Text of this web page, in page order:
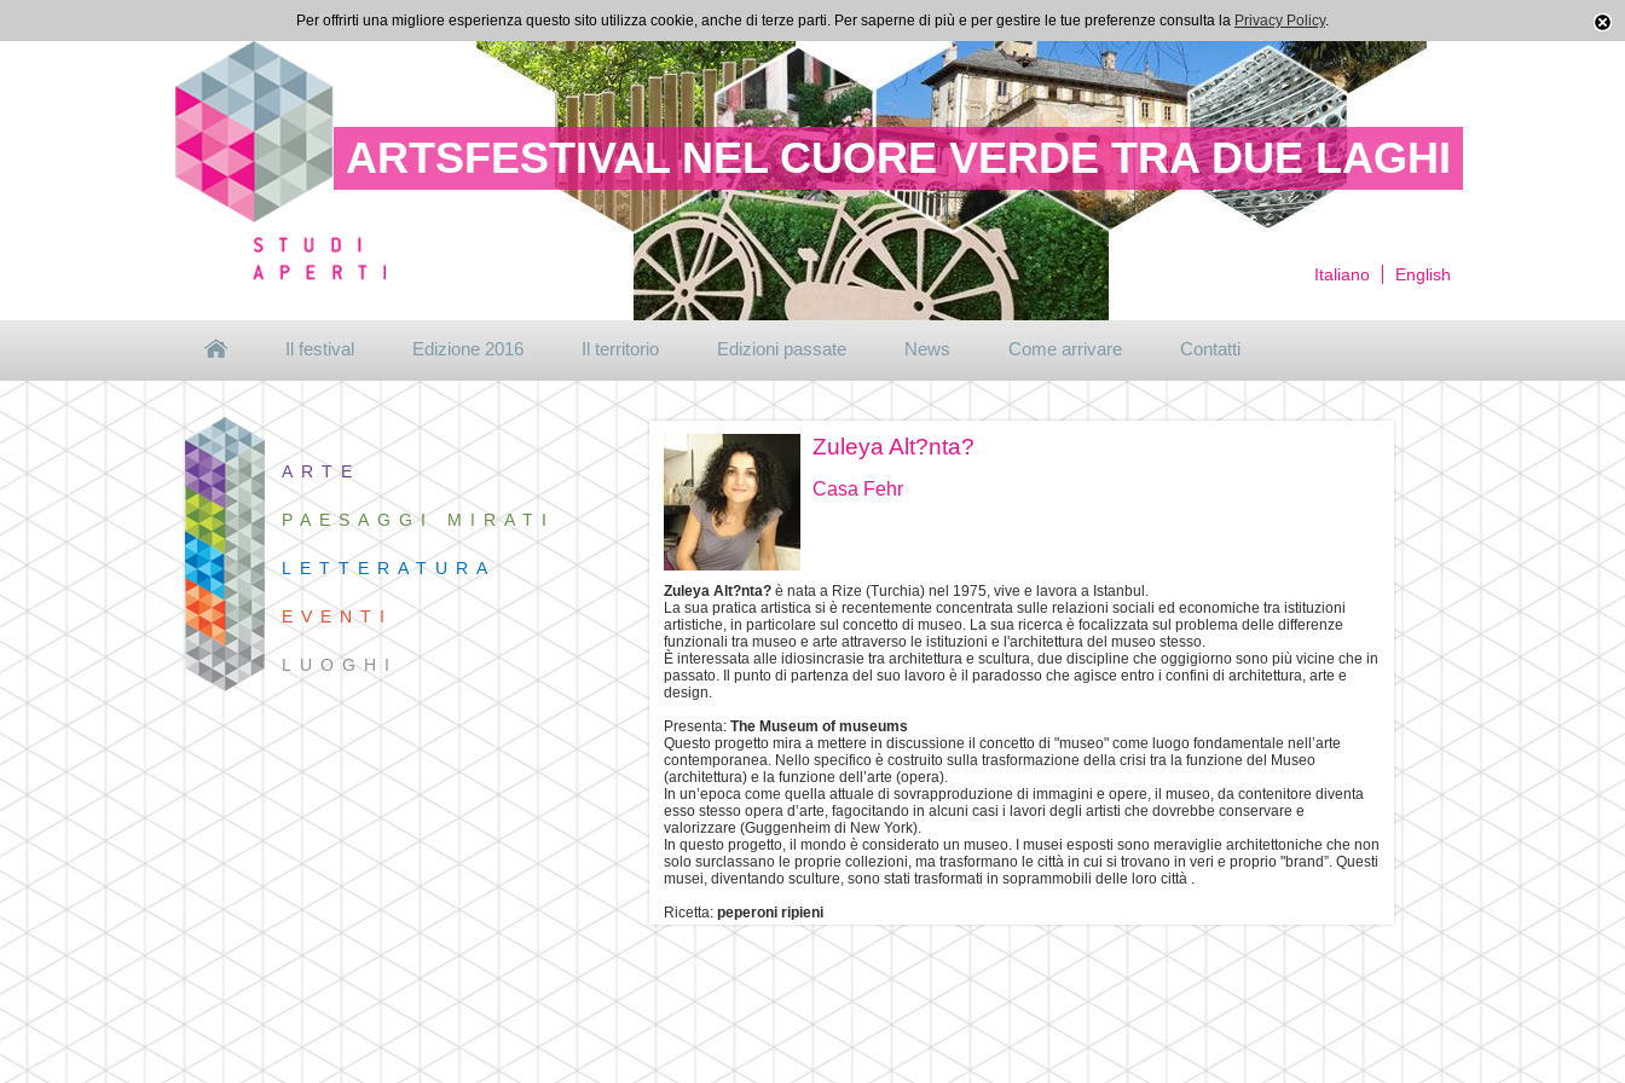
Italiano English
ARTSFESTIVAL NEL CUORE VERDE TRA DUE LAGHI
Il festival Edizione 2016 Il territorio Edizioni passate News Come arrivare Contatti
ARTE
PAESAGGI MIRATI
LETTERATURA
EVENTI
LUOGHI
Zuleya Alt?nta?
Casa Fehr
Zuleya Alt?nta?è nata a Rize (Turchia) nel 1975, vive e lavora a Istanbul.
La sua pratica artistica si è recentemente concentrata sulle relazioni sociali ed economiche tra istituzioni
artistiche, in particolare sul concetto di museo. La sua ricerca è focalizzata sul problema delle differenze
funzionali tra museo e arte attraverso le istituzioni e l'architettura del museo stesso.
È interessata alle idiosincrasie tra architettura e scultura, due discipline che oggigiorno sono più vicine che in
passato. Il punto di partenza del suo lavoro è il paradosso che agisce entro i confini di architettura, arte e
design.
Presenta: The Museum of museums
Questo progetto mira a mettere in discussione il concetto di "museo" come luogo fondamentale nell’arte
contemporanea. Nello specifico è costruito sulla trasformazione della crisi tra la funzione del Museo
(architettura) e la funzione dell’arte (opera).
In un’epoca come quella attuale di sovrapproduzione di immagini e opere, il museo, da contenitore diventa
esso stesso opera d’arte, fagocitando in alcuni casi i lavori degli artisti che dovrebbe conservare e
valorizzare (Guggenheim di New York).
In questo progetto, il mondo è considerato un museo. I musei esposti sono meraviglie architettoniche che non
solo surclassano le proprie collezioni, ma trasformano le città in cui si trovano in veri e proprio "brand”. Questi
musei, diventando sculture, sono stati trasformati in soprammobili delle loro città .
Ricetta: peperoni ripieni
Per offrirti una migliore esperienza questo sito utilizza cookie, anche di terze parti. Per saperne di più e per gestire le tue preferenze consulta la Privacy Policy.